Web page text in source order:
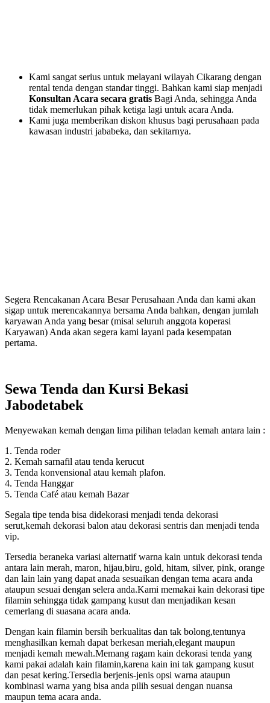
Kami sangat serius untuk melayani wilayah Cikarang dengan
rental tenda dengan standar tinggi. Bahkan kami siap menjadi
Konsultan Acara secara gratis Bagi Anda, sehingga Anda
tidak memerlukan pihak ketiga lagi untuk acara Anda.
Kami juga memberikan diskon khusus bagi perusahaan pada
kawasan industri jababeka, dan sekitarnya.
Segera Rencakanan Acara Besar Perusahaan Anda dan kami akan
sigap untuk merencakannya bersama Anda bahkan, dengan jumlah
karyawan Anda yang besar (misal seluruh anggota koperasi
Karyawan) Anda akan segera kami layani pada kesempatan
pertama.
Sewa Tenda dan Kursi Bekasi
Jabodetabek
Menyewakan kemah dengan lima pilihan teladan kemah antara lain :
1. Tenda roder
2. Kemah sarnafil atau tenda kerucut
3. Tenda konvensional atau kemah plafon.
4. Tenda Hanggar
5. Tenda Café atau kemah Bazar
Segala tipe tenda bisa didekorasi menjadi tenda dekorasi
serut,kemah dekorasi balon atau dekorasi sentris dan menjadi tenda
vip.
Tersedia beraneka variasi alternatif warna kain untuk dekorasi tenda
antara lain merah, maron, hijau,biru, gold, hitam, silver, pink, orange
dan lain lain yang dapat anada sesuaikan dengan tema acara anda
ataupun sesuai dengan selera anda.Kami memakai kain dekorasi tipe
filamin sehingga tidak gampang kusut dan menjadikan kesan
cemerlang di suasana acara anda.
Dengan kain filamin bersih berkualitas dan tak bolong,tentunya
menghasilkan kemah dapat berkesan meriah,elegant maupun
menjadi kemah mewah.Memang ragam kain dekorasi tenda yang
kami pakai adalah kain filamin,karena kain ini tak gampang kusut
dan pesat kering.Tersedia berjenis-jenis opsi warna ataupun
kombinasi warna yang bisa anda pilih sesuai dengan nuansa
maupun tema acara anda.